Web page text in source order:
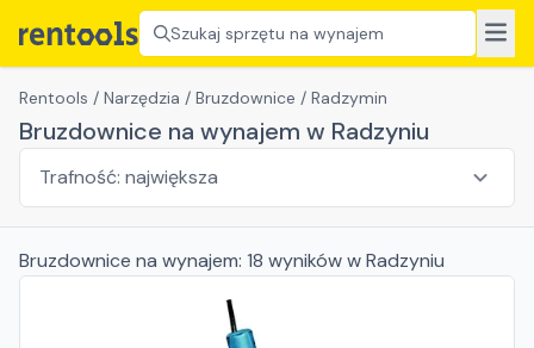
Szukaj sprzętu na wynajem
Rentools / Narzędzia / Bruzdownice / Radzymin
Bruzdownice na wynajem w Radzyniu
Bruzdownice na wynajem: 18 wynikóww Radzyniu